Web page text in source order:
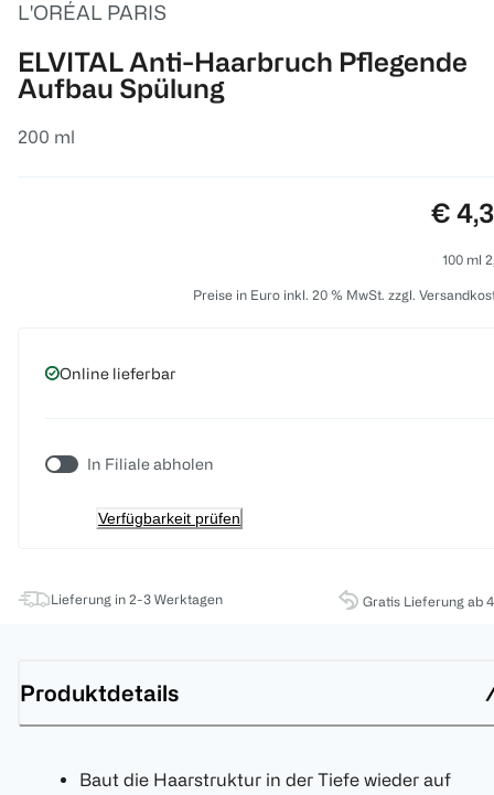
L'ORÉAL PARIS
ELVITAL Anti-Haarbruch Pflegende
Aufbau Spülung
200 ml
€
100 ml
Preise in Euro inkl. 20 % MwSt. zzgl.
Online lieferbar
In Filiale abholen
Verfügbarkeit prüfen
Lieferung in 2-3 Werktagen Gratis Lieferung ab
Produktdetails
Baut die Haarstruktur in der Tiefe wieder auf